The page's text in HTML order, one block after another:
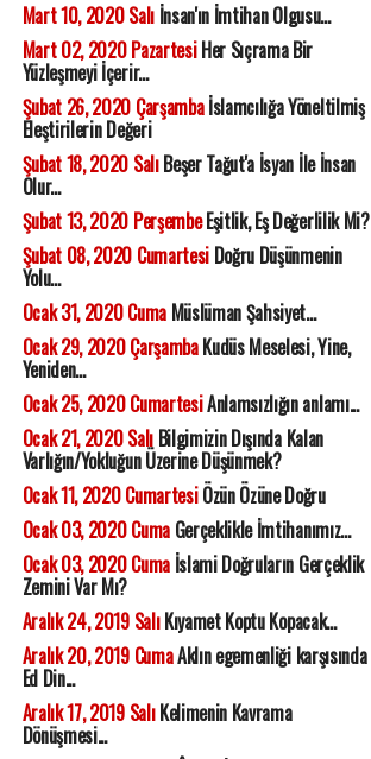
Mart 10, 2020 Salıİnsan'ın İmtihan Olgusu...
Mart 02, 2020 PazartesiHer Sıçrama Bir
Yüzleşmeyi İçerir...
Şubat 26, 2020 Çarşambaİslamcılığa Yöneltilmiş
Eleştirilerin Değeri
Şubat 18, 2020 SalıBeşer Tağut'a İsyan İle İnsan
Olur...
Şubat 13, 2020 PerşembeEşitlik, Eş Değerlilik Mi?
Şubat 08, 2020 CumartesiDoğru Düşünmenin
Yolu...
Ocak 31, 2020 CumaMüslüman Şahsiyet...
Ocak 29, 2020 ÇarşambaKudüs Meselesi, Yine,
Yeniden...
Ocak 25, 2020 CumartesiAnlamsızlığın anlamı...
Ocak 21, 2020 SalıBilgimizin Dışında Kalan
Varlığın/Yokluğun Üzerine Düşünmek?
Ocak 11, 2020 CumartesiÖzün Özüne Doğru
Ocak 03, 2020 CumaGerçeklikle İmtihanımız...
Ocak 03, 2020 Cumaİslami Doğruların Gerçeklik
Zemini Var Mı?
Aralık 24, 2019 SalıKıyamet Koptu Kopacak...
Aralık 20, 2019 CumaAklın egemenliği karşısında
Ed Din...
Aralık 17, 2019 SalıKelimenin Kavrama
Dönüşmesi...